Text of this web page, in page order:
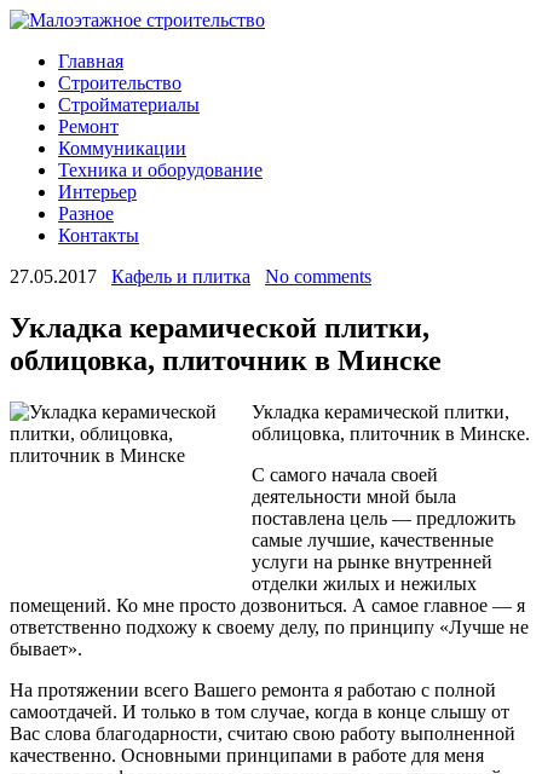
Главная
Строительство
Стройматериалы
Ремонт
Коммуникации
Техника и оборудование
Интерьер
Разное
Контакты
27.05.2017
Кафель и плитка No comments
Укладка керамической плитки,
облицовка, плиточник в Минске
Укладка керамической плитки,
облицовка, плиточник в Минске.
С самого начала своей
деятельности мной была
поставлена цель — предложить
самые лучшие, качественные
услуги на рынке внутренней
отделки жилых и нежилых
помещений. Ко мне просто дозвониться. А самое главное — я
ответственно подхожу к своему делу, по принципу «Лучше не
бывает».
На протяжении всего Вашего ремонта я работаю с полной
самоотдачей. И только в том случае, когда в конце слышу от
Вас слова благодарности, считаю свою работу выполненной
качественно. Основными принципами в работе для меня